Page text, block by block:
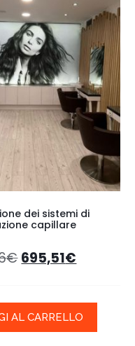
dei sistemi di
capillare
€ 695,51€
AL CARRELLO